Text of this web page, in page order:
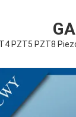
PZT5 PZT8